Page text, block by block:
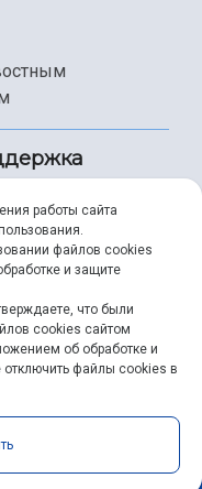
99
работы сайта
файлов cookies
и защите
что были
cookies сайтом
об обработке и
файлы cookies в